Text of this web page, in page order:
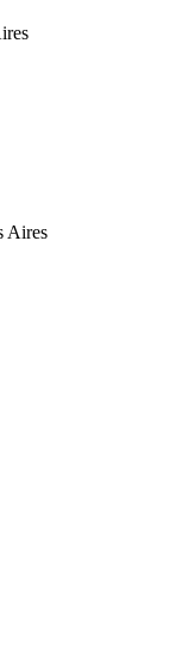
Aires